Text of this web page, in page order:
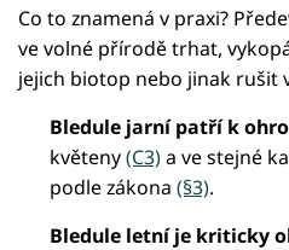
Co to znamená v praxi?
ve volné přírodě trhat,
jejich biotop nebo jinak rušit
Bledule jarní patří k
květeny(C3)a ve stejné
podle zákona(§3).
Bledule letní je kriticky